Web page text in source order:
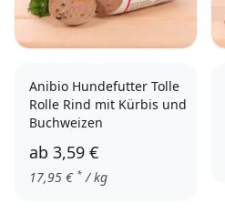
Anibio Hundefutter Tolle
Rolle Rind mit Kürbis und
Buchweizen
ab 3,59 €
17,95 € * / kg